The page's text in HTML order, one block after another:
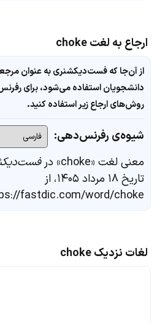
ارجاع به لغت choke
از آن‌جا که فست‌دیکشنری به عنوان
دانشجویان استفاده می‌شود، برای
روش‌های ارجاع زیر استفاده کنید.
شیوه‌ی رفرنس‌دهی:
معنی لغت «choke» در
تاریخ ۱۸ مرداد ۱۴۰۵، از
fastdic.com/word/choke
لغات نزدیک choke